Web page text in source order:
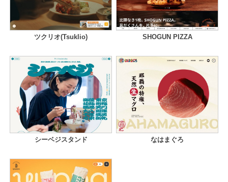
ツクリオ(Tsuklio) SHOGUN PIZZA
シーベジスタンド なはまぐろ